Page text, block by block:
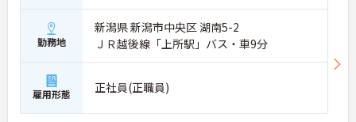
勤務地
新潟県 新潟市中央区 湖南5-2
ＪＲ越後線「上所駅」バス・車9分
雇用形態 正社員(正職員)